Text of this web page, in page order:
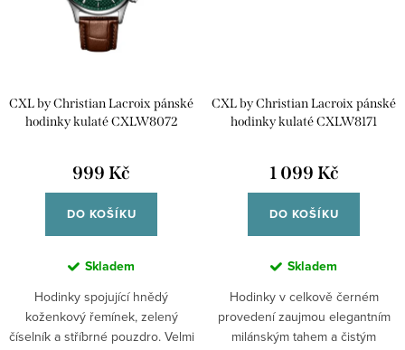
CXL by Christian Lacroix pánské
hodinky kulaté CXLW8072
999 Kč
DO KOŠÍKU
Skladem
Hodinky spojující hnědý
koženkový řemínek, zelený
číselník a stříbrné pouzdro. Velmi
CXL by Christian Lacroix pánské
hodinky kulaté CXLW8171
1 099 Kč
DO KOŠÍKU
Skladem
Hodinky v celkově černém
provedení zaujmou elegantním
milánským tahem a čistým